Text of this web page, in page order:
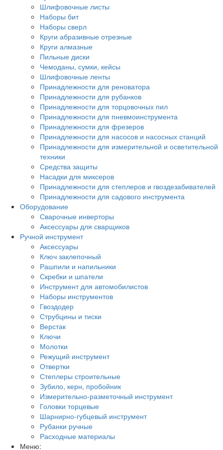
Шлифовочные листы
Наборы бит
Наборы сверл
Круги абразивные отрезные
Круги алмазные
Пильные диски
Чемоданы, сумки, кейсы
Шлифовочные ленты
Принадлежности для реноватора
Принадлежности для рубанков
Принадлежности для торцовочных пил
Принадлежности для пневмоинструмента
Принадлежности для фрезеров
Принадлежности для насосов и насосных станций
Принадлежности для измерительной и осветительной
техники
Средства защиты
Насадки для миксеров
Принадлежности для степлеров и гвоздезабивателей
Принадлежности для садового инструмента
Оборудование
Сварочные инверторы
Аксессуары для сварщиков
Ручной инструмент
Аксессуары
Ключ заклепочный
Рашпили и напильники
Скребки и шпатели
Инструмент для автомобилистов
Наборы инструментов
Гвоздодер
Струбцины и тиски
Верстак
Ключи
Молотки
Режущий инструмент
Отвертки
Степлеры строительные
Зубило, керн, пробойник
Измерительно-разметочный инструмент
Головки торцевые
Шарнирно-губцевый инструмент
Рубанки ручные
Расходные материалы
Меню: